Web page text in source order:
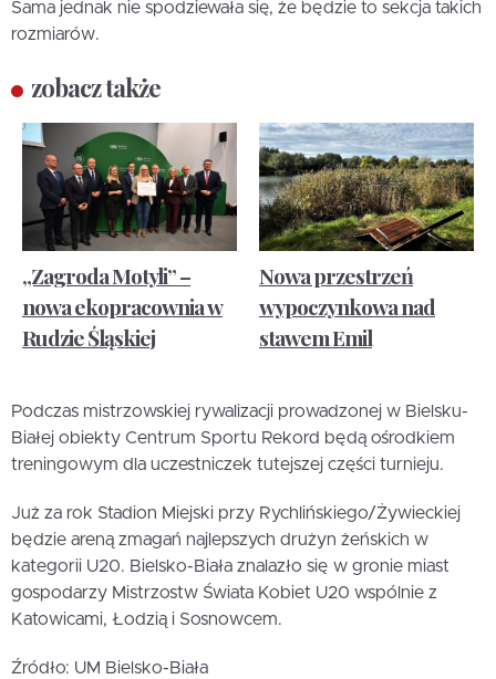
Sama jednak nie spodziewała się, że będzie to sekcja takich
rozmiarów.
zobacz także
„Zagroda Motyli” –
nowa ekopracownia w
Rudzie Śląskiej
Nowa przestrzeń
wypoczynkowa nad
stawem Emil
Podczas mistrzowskiej rywalizacji prowadzonej w Bielsku-
Białej obiekty Centrum Sportu Rekord będą ośrodkiem
treningowym dla uczestniczek tutejszej części turnieju.
Już za rok Stadion Miejski przy Rychlińskiego/Żywieckiej
będzie areną zmagań najlepszych drużyn żeńskich w
kategorii U20. Bielsko-Biała znalazło się w gronie miast
gospodarzy Mistrzostw Świata Kobiet U20 wspólnie z
Katowicami, Łodzią i Sosnowcem.
Źródło: UM Bielsko-Biała